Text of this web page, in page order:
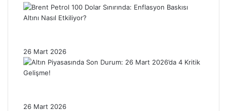
26 Mart 2026
26 Mart 2026